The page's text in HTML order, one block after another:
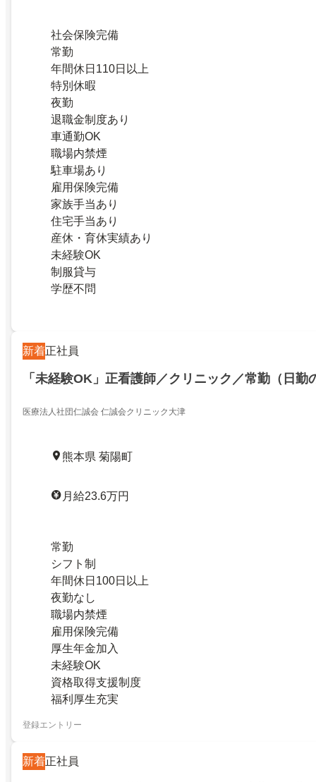
社会保険完備
常勤
年間休日110日以上
特別休暇
夜勤
退職金制度あり
車通勤OK
職場内禁煙
駐車場あり
雇用保険完備
家族手当あり
住宅手当あり
産休・育休実績あり
未経験OK
制服貸与
学歴不問
新着正社員
「未経験OK」正看護師／クリニック／常勤（日勤
医療法人社団仁誠会 仁誠会クリニック大津
熊本県 菊陽町
月給23.6万円
常勤
シフト制
年間休日100日以上
夜勤なし
職場内禁煙
雇用保険完備
厚生年金加入
未経験OK
資格取得支援制度
福利厚生充実
登録エントリー
新着正社員